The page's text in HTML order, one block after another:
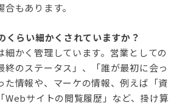
もあります。
くらい細かくされていますか？
細かく管理しています。営業としての
終のステータス」、「誰が最初に会っ
た情報や、マーケの情報、例えば「資
Webサイトの閲覧履歴」など、掛け算